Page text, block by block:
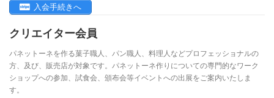
入会手続きへ
クリエイター会員
パネットーネを作る菓子職人、パン職人、料理人などプロフェッショナルの
方、及び、販売店が対象です。パネットーネ作りについての専門的なワーク
ショップへの参加、試食会、頒布会等イベントへの出展をご案内いたしま
す。